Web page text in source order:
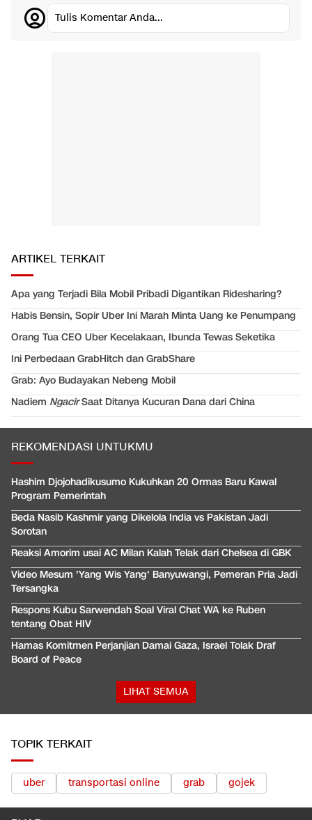
Tulis Komentar Anda...
ARTIKEL TERKAIT
Apa yang Terjadi Bila Mobil Pribadi Digantikan Ridesharing?
Habis Bensin, Sopir Uber Ini Marah Minta Uang ke Penumpang
Orang Tua CEO Uber Kecelakaan, Ibunda Tewas Seketika
Ini Perbedaan GrabHitch dan GrabShare
Grab: Ayo Budayakan Nebeng Mobil
Nadiem NgacirSaat Ditanya Kucuran Dana dari China
REKOMENDASI UNTUKMU
Hashim Djojohadikusumo Kukuhkan 20 Ormas Baru Kawal
Program Pemerintah
Beda Nasib Kashmir yang Dikelola India vs Pakistan Jadi
Sorotan
Reaksi Amorim usai AC Milan Kalah Telak dari Chelsea di GBK
Video Mesum 'Yang Wis Yang' Banyuwangi, Pemeran Pria Jadi
Tersangka
Respons Kubu Sarwendah Soal Viral Chat WA ke Ruben
tentang Obat HIV
Hamas Komitmen Perjanjian Damai Gaza, Israel Tolak Draf
Board of Peace
LIHAT SEMUA
TOPIK TERKAIT
uber transportasi online grab gojek